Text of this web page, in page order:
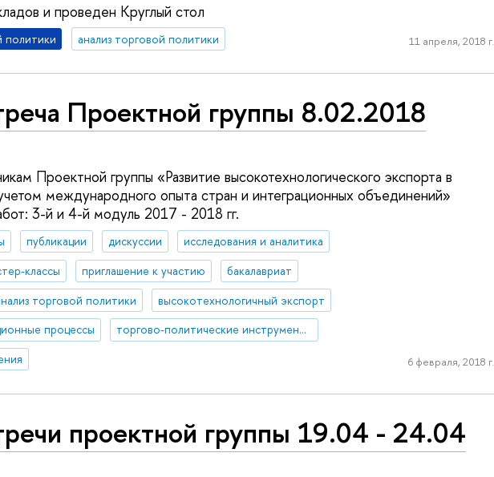
и проведен Круглый стол
политики анализ торговой политики 11 апреля, 2018 г.
Проектной группы 8.02.2018
Проектной группы «Развитие высокотехнологического экспорта в
международного опыта стран и интеграционных объединений»
3-й и 4-й модуль 2017 - 2018 гг.
публикации дискуссии
исследования и аналитика
классы приглашение к участию
бакалавриат
торговой политики
высокотехнологичный экспорт
процессы
торгово-политические инструменты
6 февраля, 2018 г.
проектной группы 19.04 - 24.04